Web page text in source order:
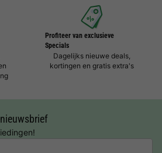
Profiteer van exclusieve
Specials
Dagelijks nieuwe deals,
kortingen en gratis extra's